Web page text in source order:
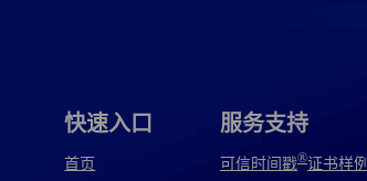
韩国电子取证 杭州电子取证
监控电子取证
快速入口
首页
服务支持
可信时间戳®证书样例